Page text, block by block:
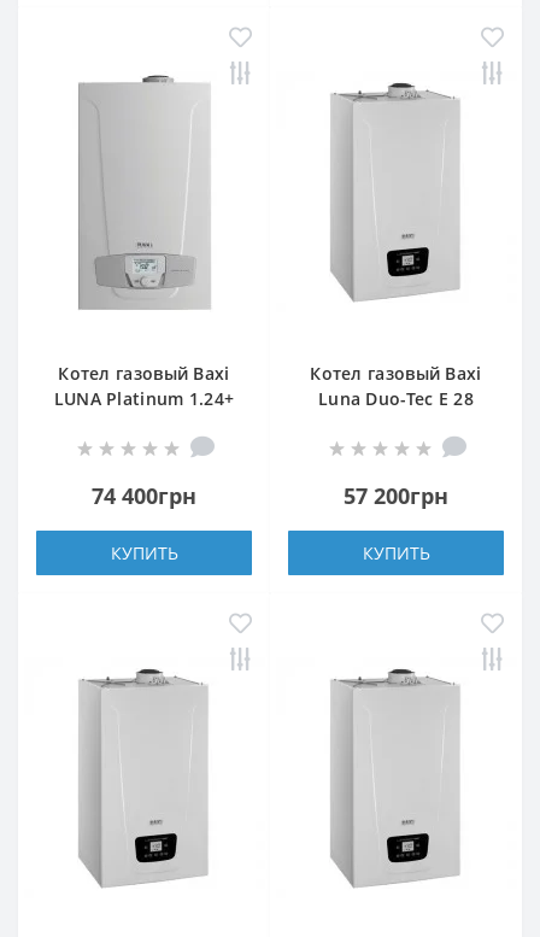
Котел газовый Baxi
LUNA Platinum 1.24+
74 400грн
КУПИТЬ
Котел газовый Baxi
Luna Duo-Tec E 28
57 200грн
КУПИТЬ